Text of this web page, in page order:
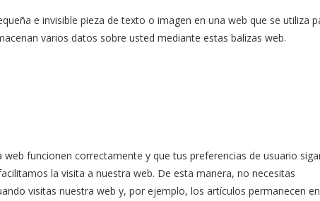
e invisible pieza de texto o imagen en una web que se utiliza
varios datos sobre usted mediante estas balizas web.
funcionen correctamente y que tus preferencias de usuario
la visita a nuestra web. De esta manera, no necesitas
visitas nuestra web y, por ejemplo, los artículos permanecen